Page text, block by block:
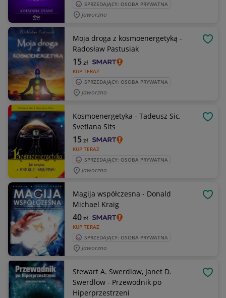
SPRZEDAJĄCY: OSOBA PRYWATNA
Jaworzno
Moja droga z kosmoenergetyką -
Radosław Pastusiak
KUP TERAZ
15zł
SPRZEDAJĄCY: OSOBA PRYWATNA
Jaworzno
Kosmoenergetyka - Tadeusz Sic,
Svetlana Sits
KUP TERAZ
15zł
SPRZEDAJĄCY: OSOBA PRYWATNA
Jaworzno
Magija współczesna - Donald
Michael Kraig
KUP TERAZ
40zł
SPRZEDAJĄCY: OSOBA PRYWATNA
Jaworzno
Stewart A. Swerdlow, Janet D.
Swerdlow - Przewodnik po
Hiperprzestrzeni